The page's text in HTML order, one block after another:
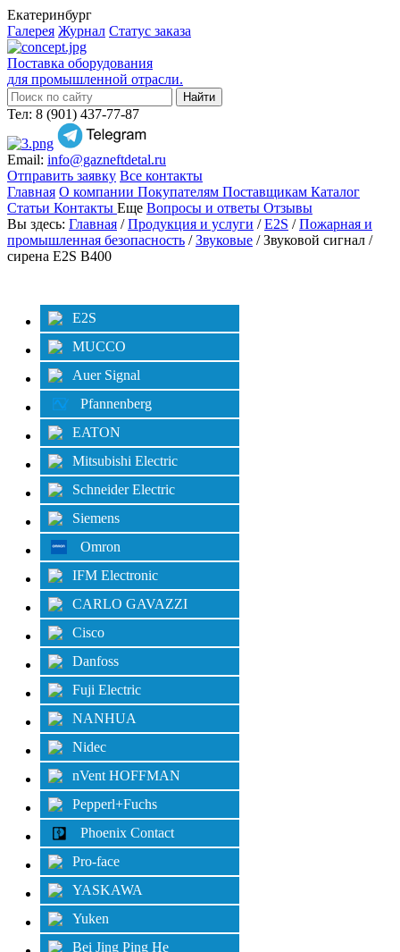
Екатеринбург
Галерея Журнал Статус заказа
Поставка оборудования
для промышленной отрасли.
Тел: 8 (901) 437-77-87
Email: info@gazneftdetal.ru
Отправить заявку Все контакты
Главная О компании Покупателям Поставщикам Каталог
Статьи Контакты Еще Вопросы и ответы Отзывы
Вы здесь: Главная /Продукция и услуги /E2S /Пожарная и
промышленная безопасность /Звуковые / Звуковой сигнал /
сирена E2S B400
E2S
MUCCO
Auer Signal
Pfannenberg
EATON
Mitsubishi Electric
Schneider Electric
Siemens
Omron
IFM Electronic
CARLO GAVAZZI
Cisco
Danfoss
Fuji Electric
NANHUA
Nidec
nVent HOFFMAN
Pepperl+Fuchs
Phoenix Contact
Pro-face
YASKAWA
Yuken
Bei Jing Ping He